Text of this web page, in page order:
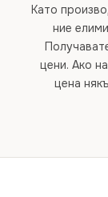
Като
ние
цени. Ако
цена